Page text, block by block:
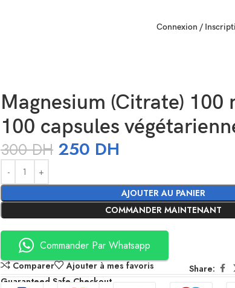
Connexion /
Magnesium (Citrate) 100
100 capsules
300DH 250 DH
AJOUTER AU PANIER
COMMANDER MAINTENANT
Alternative:
Commander Par Whatsapp
Comparer Ajouter à mes favoris
Share:
Guaranteed Safe Checkout